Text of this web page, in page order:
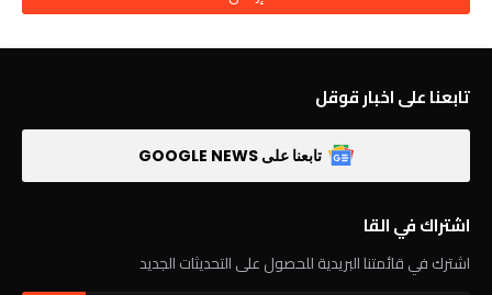
تابعنا على اخبار قوقل
تابعنا على GOOGLE NEWS
اشتراك في القا
اشترك في قائمتنا البريدية للحصول على التحديثات الجديد